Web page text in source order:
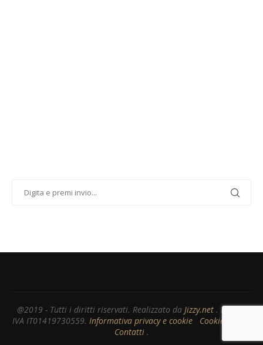
@2019 - Tutti i diritti riservati. Realizzato da Jizzy.net . Partita
IVA IT01419730559. Informativa privacy e cookie
Cookie EU
Contatti .